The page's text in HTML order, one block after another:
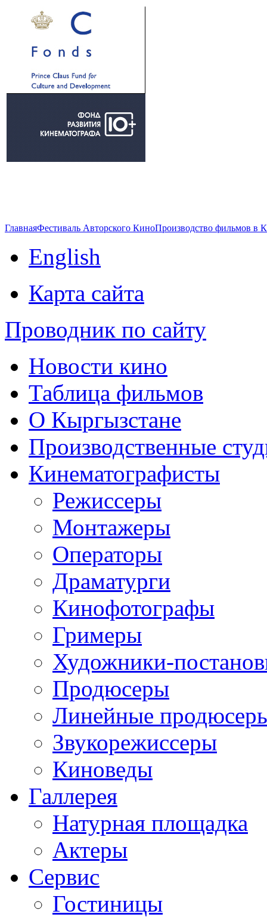
ГлавнаяФестиваль Авторского КиноПроизводство фильмов в
English
Карта сайта
Проводник по сайту
Новости кино
Таблица фильмов
О Кыргызстане
Производственные
Кинематографисты
Режиссеры
Монтажеры
Операторы
Драматурги
Кинофотографы
Гримеры
Художники-
Продюсеры
Линейные
Звукорежиссеры
Киноведы
Галлерея
Натурная площадка
Актеры
Сервис
Гостиницы